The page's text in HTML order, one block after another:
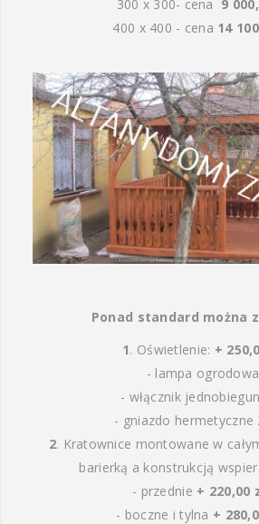
300 x 300- cena 9
400 x 400 - cena 14
Ponad standard można
1. Oświetlenie: +
- lampa ogrodowa
- włącznik
- gniazdo hermetyczne
2. Kratownice montowane w
barierką a konstrukcją
- przednie + 220,00
- boczne i tylna +